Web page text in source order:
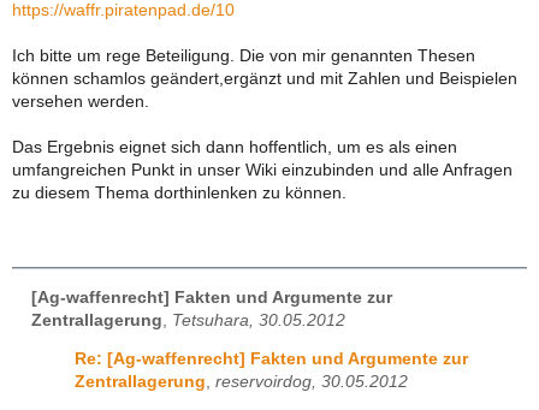
https://waffr.piratenpad.de/10
Ich bitte um rege Beteiligung. Die von mir genannten Thesen
können schamlos geändert,ergänzt und mit Zahlen und Beispielen
versehen werden.
Das Ergebnis eignet sich dann hoffentlich, um es als einen
umfangreichen Punkt in unser Wiki einzubinden und alle Anfragen
zu diesem Thema dorthinlenken zu können.
[Ag-waffenrecht] Fakten und Argumente zur
Zentrallagerung
Tetsuhara, 30.05.2012
Re: [Ag-waffenrecht] Fakten und Argumente zur
Zentrallagerung, reservoirdog, 30.05.2012